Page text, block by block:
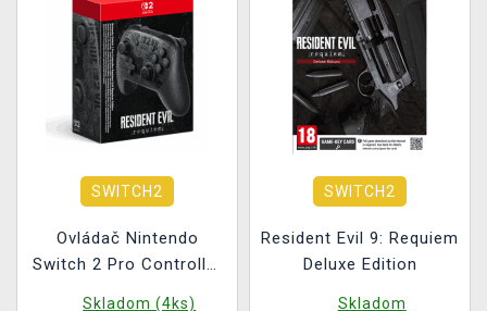
SWITCH2
Ovládač Nintendo
Switch 2 Pro Controller
Skladom (4ks)
SWITCH2
Resident Evil 9: Requiem
Deluxe Edition
Skladom